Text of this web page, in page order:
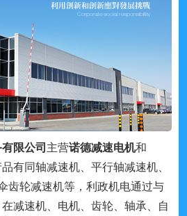
限公司 主营诺德减速电机和
有同轴减速机、平行轴减速机、
齿轮减速机等，利政机电通过与
减速机、电机、齿轮、轴承、自